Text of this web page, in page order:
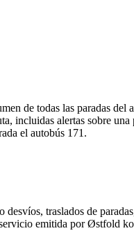
de todas las paradas
incluidas alertas sobre una
el autobús 171.
traslados de
emitida por Østfold